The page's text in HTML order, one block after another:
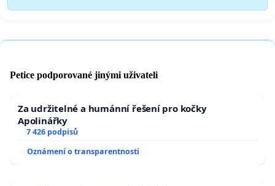
Petice podporované jinými uživateli
Za udržitelné a humánní řešení pro kočky
Apolinářky
7 426 podpisů
Oznámení o transparentnosti